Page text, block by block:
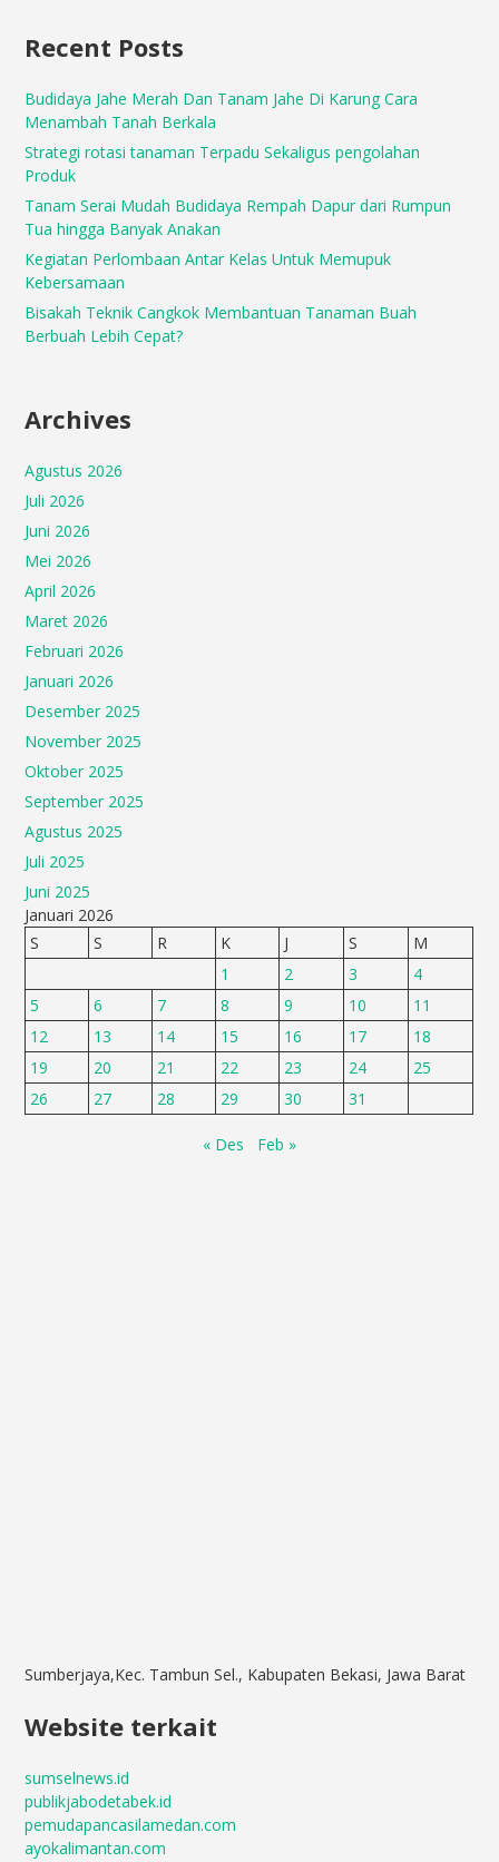
Recent Posts
Budidaya Jahe Merah Dan Tanam Jahe Di Karung Cara
Menambah Tanah Berkala
Strategi rotasi tanaman Terpadu Sekaligus pengolahan
Produk
Tanam Serai Mudah Budidaya Rempah Dapur dari Rumpun
Tua hingga Banyak Anakan
Kegiatan Perlombaan Antar Kelas Untuk Memupuk
Kebersamaan
Bisakah Teknik Cangkok Membantuan Tanaman Buah
Berbuah Lebih Cepat?
Archives
Agustus 2026
Juli 2026
Juni 2026
Mei 2026
April 2026
Maret 2026
Februari 2026
Januari 2026
Desember 2025
November 2025
Oktober 2025
September 2025
Agustus 2025
Juli 2025
Juni 2025
Januari 2026
S
S R K J S
M
1
2 3
4
5
6 7 8 9 10
11
12
13 14 15 16 17
18
19
20 21 22 23 24
25
26
27 28 29 30 31
« Des Feb »
Sumberjaya,Kec. Tambun Sel., Kabupaten Bekasi, Jawa Barat
Website terkait
sumselnews.id
publikjabodetabek.id
pemudapancasilamedan.com
ayokalimantan.com